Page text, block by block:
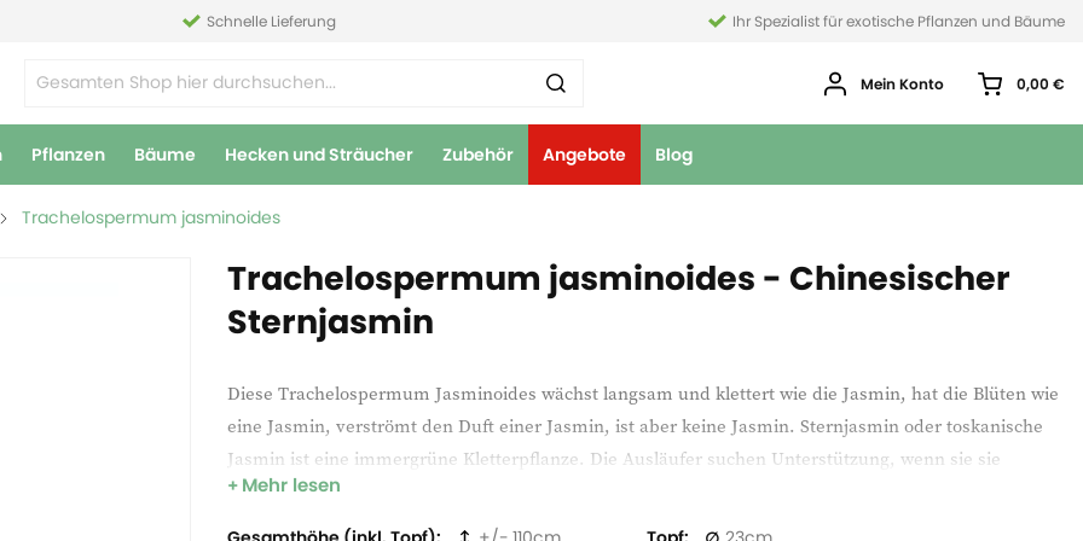
Schnelle Lieferung Ihr Spezialist für exotische Pflanzen und Bäume
Mein Konto 0,00 €
Pflanzen Bäume Hecken und Sträucher Zubehör Angebote Blog
Trachelospermum jasminoides
Trachelospermum jasminoides - Chinesischer
Sternjasmin
Diese Trachelospermum Jasminoides wächst langsam und klettert wie die Jasmin, hat die Blüten wie
eine Jasmin, verströmt den Duft einer Jasmin, ist aber keine Jasmin. Sternjasmin oder toskanische
Jasmin ist eine immergrüne Kletterpflanze. Die Ausläufer suchen Unterstützung, wenn sie sie
finden, drehen sie sich drum herum. Ein Stück Gaze oder Drahtgeflecht bietet ihnen genügend
Unterstützung. Sie eignet sich aber weniger für das Überwuchern von Pergolen. Suchen Sie während
Mehr lesen